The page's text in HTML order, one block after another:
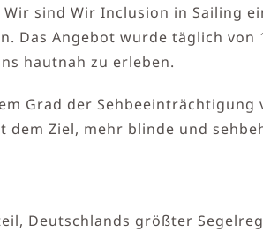
Wir sind Wir Inclusion in Sailing
Das Angebot wurde täglich von
hautnah zu erleben.
Grad der Sehbeeinträchtigung
Ziel, mehr blinde und
Deutschlands größter